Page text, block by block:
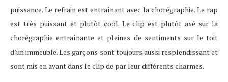
puissance. Le refrain est entraînant avec la chorégraphie. Le rap
est très puissant et plutôt cool. Le clip est plutôt axé sur la
chorégraphie entraînante et pleines de sentiments sur le toit
d’un immeuble. Les garçons sont toujours aussi resplendissant et
sont mis en avant dans le clip de par leur différents charmes.